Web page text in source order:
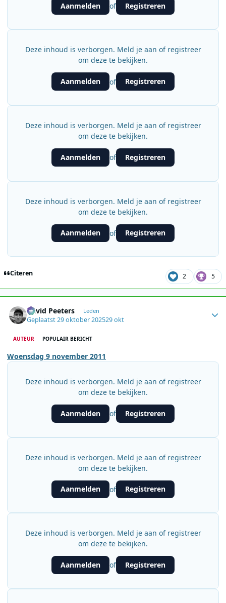
Aanmelden of Registreren
Deze inhoud is verborgen. Meld je aan of registreer
om deze te bekijken.
Aanmelden of Registreren
Deze inhoud is verborgen. Meld je aan of registreer
om deze te bekijken.
Aanmelden of Registreren
Deze inhoud is verborgen. Meld je aan of registreer
om deze te bekijken.
Aanmelden of Registreren
Citeren 2 5
David Peeters Leden
Geplaatst29 oktober 202529 okt
AUTEUR POPULAIR BERICHT
Woensdag 9 november 2011
Deze inhoud is verborgen. Meld je aan of registreer
om deze te bekijken.
Aanmelden of Registreren
Deze inhoud is verborgen. Meld je aan of registreer
om deze te bekijken.
Aanmelden of Registreren
Deze inhoud is verborgen. Meld je aan of registreer
om deze te bekijken.
Aanmelden of Registreren